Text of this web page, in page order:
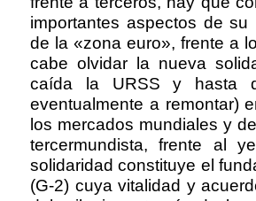
importantes aspectos de
de la «zona euro», frente a
cabe olvidar la nueva
caída la URSS y hasta
eventualmente a remontar)
los mercados mundiales y
tercermundista, frente al
solidaridad constituye el
(G-2) cuya vitalidad y